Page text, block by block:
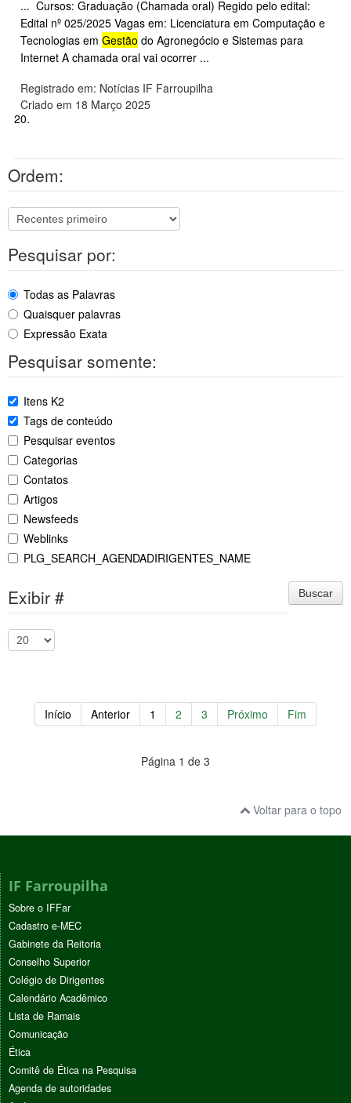
... Cursos: Graduação (Chamada oral) Regido pelo edital:
Edital nº 025/2025 Vagas em: Licenciatura em Computação e
Tecnologias em Gestão do Agronegócio e Sistemas para
Internet A chamada oral vai ocorrer ...
Registrado em: Notícias IF Farroupilha
Criado em 18 Março 2025
20.
Ordem:
Pesquisar por:
Todas as Palavras
Quaisquer palavras
Expressão Exata
Pesquisar somente:
Itens K2
Tags de conteúdo
Pesquisar eventos
Categorias
Contatos
Artigos
Newsfeeds
Weblinks
PLG_SEARCH_AGENDADIRIGENTES_NAME
Buscar
Exibir #
Início Anterior 1 2 3 Próximo Fim
Página 1 de 3
Voltar para o topo
IF Farroupilha
Sobre o IFFar
Cadastro e-MEC
Gabinete da Reitoria
Conselho Superior
Colégio de Dirigentes
Calendário Acadêmico
Lista de Ramais
Comunicação
Ética
Comitê de Ética na Pesquisa
Agenda de autoridades